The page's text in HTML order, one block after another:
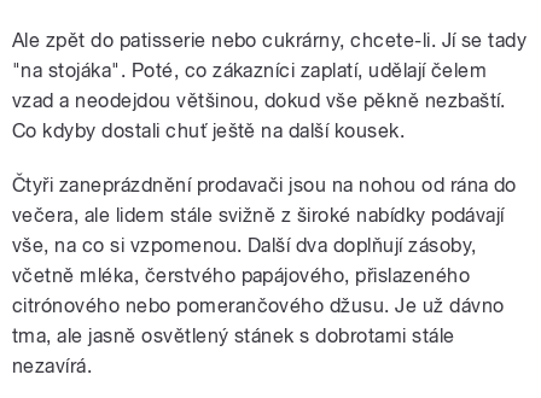
Ale zpět do patisserie nebo cukrárny, chcete-li. Jí se tady
"na stojáka". Poté, co zákazníci zaplatí, udělají čelem
vzad a neodejdou většinou, dokud vše pěkně nezbaští.
Co kdyby dostali chuť ještě na další kousek.
Čtyři zaneprázdnění prodavači jsou na nohou od rána do
večera, ale lidem stále svižně z široké nabídky podávají
vše, na co si vzpomenou. Další dva doplňují zásoby,
včetně mléka, čerstvého papájového, přislazeného
citrónového nebo pomerančového džusu. Je už dávno
tma, ale jasně osvětlený stánek s dobrotami stále
nezavírá.